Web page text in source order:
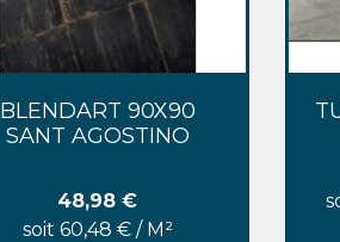
Aperçu rapide
BLENDART 90X90
SANT AGOSTINO
Prix
48,98 €
soit 60,48 € / M²